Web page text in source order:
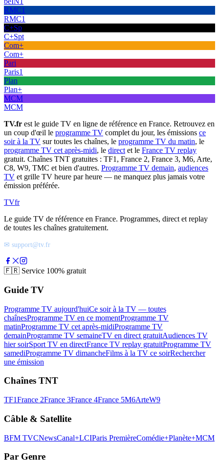
RMC1
RMC1
C+Sp
C+Spt
Com+
Com+
Pari
Paris1
Plan
Plan+
MCM
MCM
TV.fr est le guide TV en ligne de référence en France. Retrouvez en
un coup d'œil le programme TV complet du jour, les émissions ce
soir à la TV sur toutes les chaînes, le programme TV du matin, le
programme TV cet après-midi, le direct et le France TV replay
gratuit. Chaînes TNT gratuites : TF1, France 2, France 3, M6, Arte,
C8, W9, TMC et bien d'autres. Programme TV demain, audiences
TV et grille TV heure par heure — ne manquez plus jamais votre
émission préférée.
TVfr
Le guide TV de référence en France. Programmes, direct et replay
de toutes les chaînes gratuitement.
✉ support@tv.fr
🇫🇷 Service 100% gratuit
Guide TV
Programme TV aujourd'huiCe soir à la TV — toutes
chaînesProgramme TV en ce momentProgramme TV
matinProgramme TV cet après-midiProgramme TV
demainProgramme TV semaineTV en direct gratuitAudiences TV
hier soirSport TV en directFrance TV replay gratuitProgramme TV
samediProgramme TV dimancheFilms à la TV ce soirRechercher
une émission
Chaînes TNT
TF1France 2France 3France 4France 5M6ArteW9
Câble & Satellite
BFM TVCNewsCanal+LCIParis PremièreComédie+Planète+MCM
Par Genre